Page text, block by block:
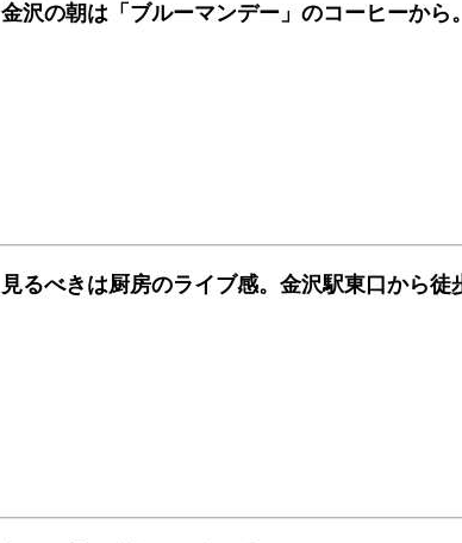
金沢の朝は「ブルーマンデー」のコーヒーから
見るべきは厨房のライブ感。金沢駅東口から徒